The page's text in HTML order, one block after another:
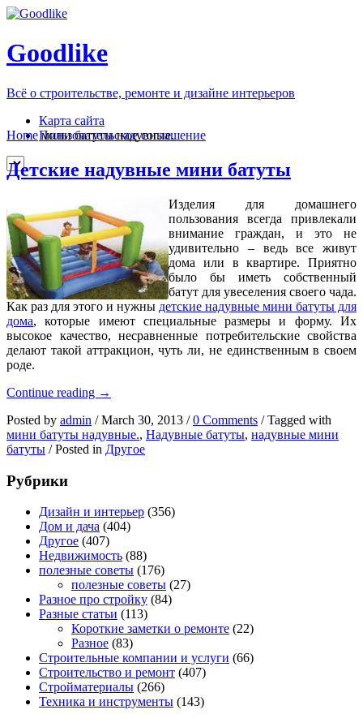
Goodlike
Всё о строительстве, ремонте и дизайне интерьеров
Карта сайта
Пользовательское соглашение
Home мини батуты надувные.
Детские надувные мини батуты
Изделия для домашнего
пользования всегда привлекали
внимание граждан, и это не
удивительно – ведь все живут
дома или в квартире. Приятно
было бы иметь собственный
батут для увеселения своего чада.
Как раз для этого и нужны детские надувные мини батуты для
дома, которые имеют специальные размеры и форму. Их
высокое качество, несравненные потребительские свойства
делают такой аттракцион, чуть ли, не единственным в своем
роде.
Continue reading Детские
мини
батуты
→
Posted by admin / March 30, 2013 / 0 Comments / Tagged with
мини батуты надувные., Надувные батуты, надувные мини
батуты / Posted in Другое
Рубрики
Дизайн и интерьер (356)
Дом и дача (404)
Другое (407)
Недвижимость (88)
полезные советы (176)
полезные советы (27)
Разное про стройку (84)
Разные статьи (113)
Короткие заметки о ремонте (22)
Разное (83)
Строительные компании и услуги (66)
Строительство и ремонт (407)
Стройматериалы (266)
Техника и инструменты (143)